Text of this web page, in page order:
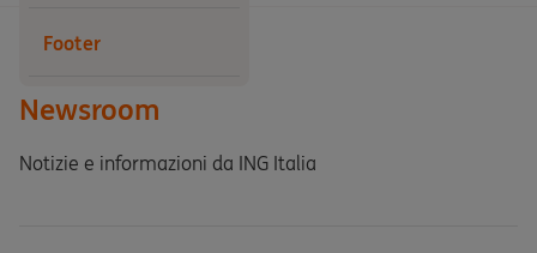
Footer
Newsroom
Notizie e informazioni da ING Italia